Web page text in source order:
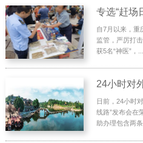
自7月以来，重
监管，严厉打
获5名“神医”，...
日前，24小时
线路”发布会在
助办理包含两条